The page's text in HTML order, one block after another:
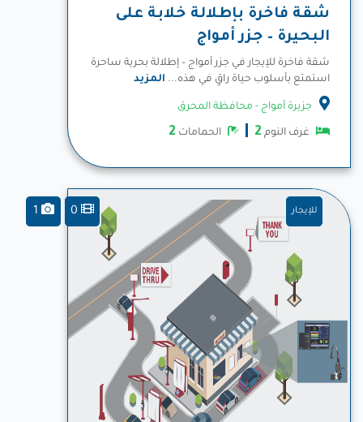
شقة فاخرة بإطلالة خلابة على
البحيرة – جزر أمواج
شقة فاخرة للإيجار في جزر أمواج – إطلالة بحرية ساحرة
استمتع بأسلوب حياة راقٍ في هذه... المزيد
جزيرة أمواج - محافظة المحرق
غرف النوم 2 الحمامات 2
للإيجار